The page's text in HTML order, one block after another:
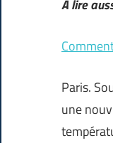
A lire
Paris.
une